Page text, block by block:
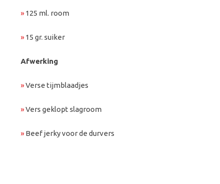
» 125 ml. room
» 15 gr. suiker
Afwerking
»Verse tijmblaadjes
»Vers geklopt slagroom
» Beef jerky voor de durvers